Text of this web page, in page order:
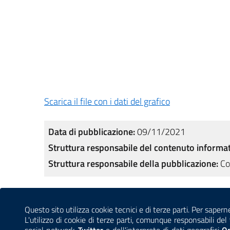
Questo sito utilizza cookie tecnici e di terze parti. Per
L'utilizzo di cookie di terze parti, comunque responsabili
Scarica il file con i dati del grafico
Data di pubblicazione:09/11/2021
Struttura responsabile del contenuto
Struttura responsabile della pubblicazione:
Sezione Link Utili
CONTATTI AMMINISTRAZIONE TRASPARENTE